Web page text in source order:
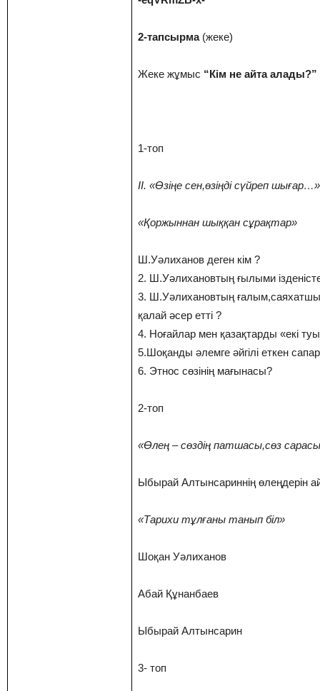
2-тапсырма (жеке)
Жеке жұмыс “Кім не айта алады?”
1-топ
ІІ. «Өзіңе сен,өзіңді сүйреп шығар…»
«Қоржыннан шыққан сұрақтар»
Ш.Уәлиханов деген кім ?
2. Ш.Уәлихановтың ғылыми
3. Ш.Уәлихановтың ғалым,саяхатшы
қалай әсер етті ?
4. Ноғайлар мен қазақтарды «екі
5.Шоқанды әлемге әйгілі еткен
6. Этнос сөзінің мағынасы?
2-топ
«Өлең – сөздің патшасы,сөз
Ыбырай Алтынсариннің өлеңдерін
«Тарихи тұлғаны танып біл»
Шоқан Уәлиханов
Абай Құнанбаев
Ыбырай Алтынсарин
3- топ